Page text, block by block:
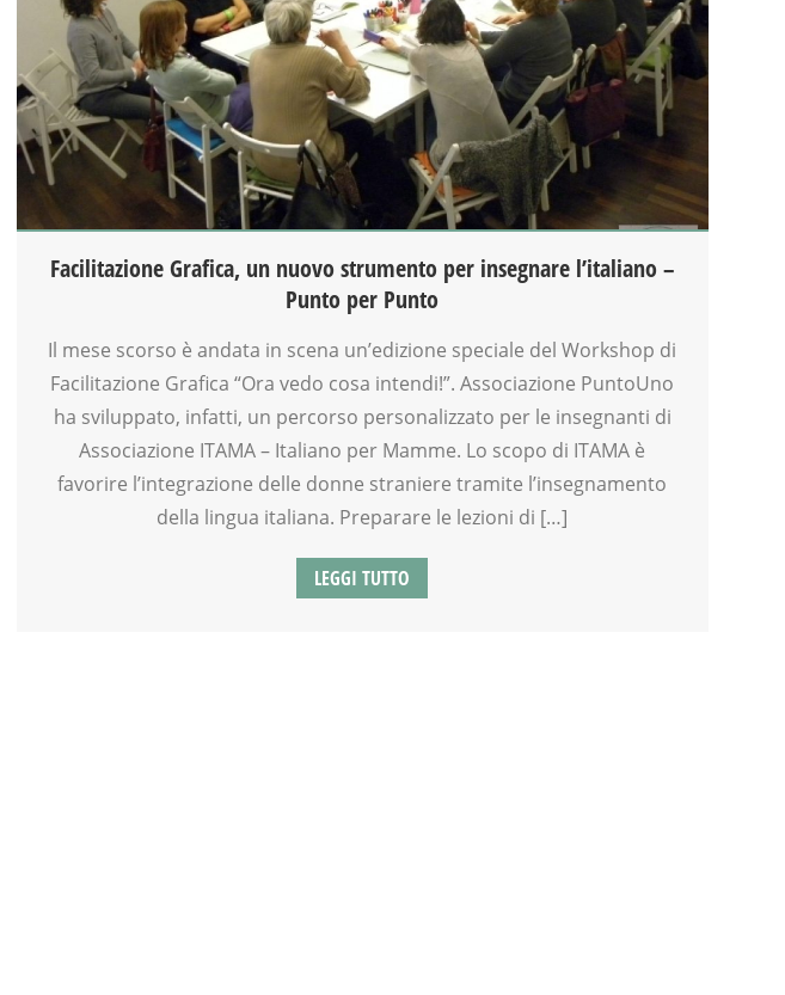
FACILITAZIONE GRAFICA
FORMAZIONE
LABORATORIO
MAMME
MOOD BOX
PEDAGOGIA
SCUOLA
VIA FARUFFINI
Facilitazione Grafica, un nuovo strumento per insegnare l’italiano –
Punto per Punto
Il mese scorso è andata in scena un’edizione speciale del Workshop di
Facilitazione Grafica “Ora vedo cosa intendi!”. Associazione PuntoUno
ha sviluppato, infatti, un percorso personalizzato per le insegnanti di
Associazione ITAMA – Italiano per Mamme. Lo scopo di ITAMA è
favorire l’integrazione delle donne straniere tramite l’insegnamento
della lingua italiana. Preparare le lezioni di […]
LEGGI TUTTO